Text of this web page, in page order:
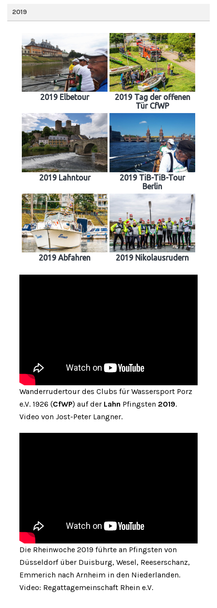
2019
2019 Elbetour
2019 Tag der offenen
Tür CfWP
2019 Lahntour
2019 TiB-TiB-Tour
Berlin
2019 Abfahren 2019 Nikolausrudern
Wanderrudertour des Clubs für Wassersport Porz
e.V. 1926 (CfWP) auf der Lahn Pfingsten 2019.
Video von Jost-Peter Langner.
Die Rheinwoche 2019 führte an Pfingsten von
Düsseldorf über Duisburg, Wesel, Reeserschanz,
Emmerich nach Arnheim in den Niederlanden.
Video: Regattagemeinschaft Rhein e.V.